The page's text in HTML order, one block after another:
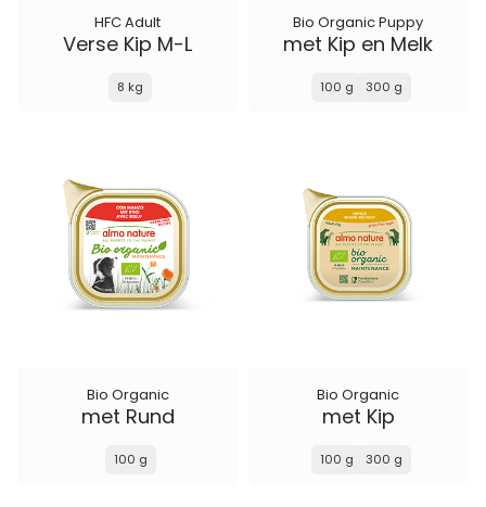
HFC Adult
Verse Kip M-L
8 kg
Bio Organic Puppy
met Kip en Melk
100 g 300 g
Bio Organic
met Rund
100 g
Bio Organic
met Kip
100 g 300 g